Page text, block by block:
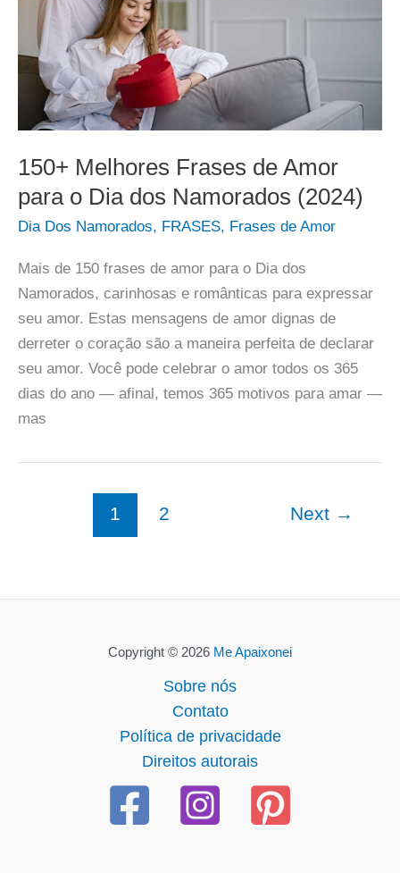
150+ Melhores Frases de Amor
para o Dia dos Namorados (2024)
Dia Dos Namorados, FRASES, Frases de Amor
Mais de 150 frases de amor para o Dia dos
Namorados, carinhosas e românticas para expressar
seu amor. Estas mensagens de amor dignas de
derreter o coração são a maneira perfeita de declarar
seu amor. Você pode celebrar o amor todos os 365
dias do ano — afinal, temos 365 motivos para amar —
mas
1 2 Next →
Copyright © 2026 Me Apaixonei
Sobre nós
Contato
Política de privacidade
Direitos autorais